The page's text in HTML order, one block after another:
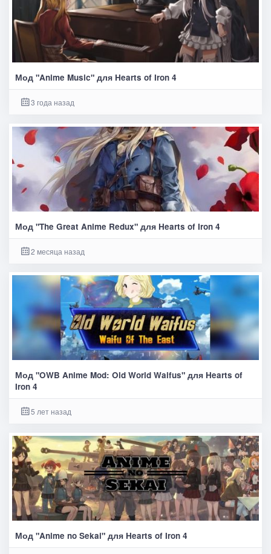
Мод "Anime Music" для Hearts of Iron 4
3 года назад
Мод "The Great Anime Redux" для Hearts of Iron 4
2 месяца назад
Мод "OWB Anime Mod: Old World Waifus" для Hearts of
Iron 4
5 лет назад
Мод "Anime no Sekai" для Hearts of Iron 4